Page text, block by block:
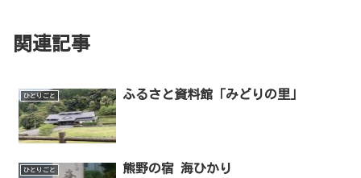
関連記事
ひとりごと ふるさと資料館「みどりの里」
ひとりごと 熊野の宿 海ひかり